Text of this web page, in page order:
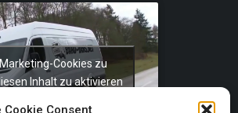
Cookie Consent
Cookies zu
Inhalt zu aktivieren